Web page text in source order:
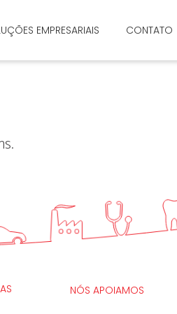
EMPRESARIAIS CONTATO
NÓS APOIAMOS